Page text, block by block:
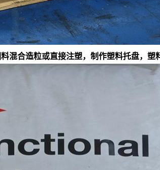
混合造粒或直接注塑，制作塑料托盘，塑